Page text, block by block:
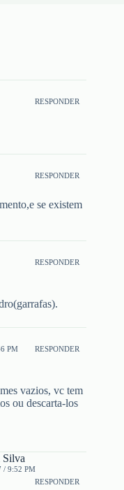
RESPONDER
RESPONDER
se existem
RESPONDER
PM RESPONDER
vazios, vc tem
ou descarta-los
Silva
/ 9:52 PM
RESPONDER